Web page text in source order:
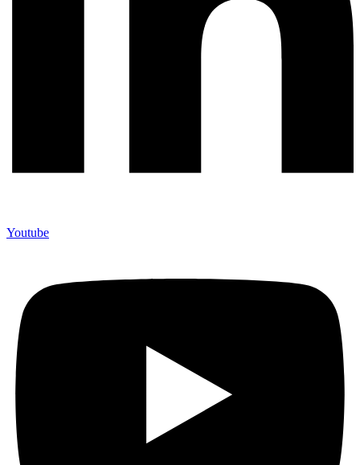
Youtube